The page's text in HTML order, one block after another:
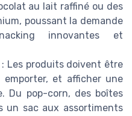
au lait raffiné ou des
poussant la demande
innovantes et
: Les produits doivent être
emporter, et afficher une
Du pop-corn, des boîtes
un sac aux assortiments